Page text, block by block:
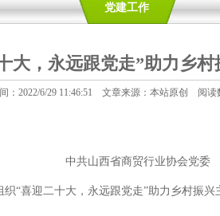
党建工作
大，永远跟党走”助力乡
：2022/6/29 11:46:51 文章来源：本站原创 阅读
中共山西省商贸行业协会党委
织“喜迎二十大，永远跟党走”助力乡村振兴